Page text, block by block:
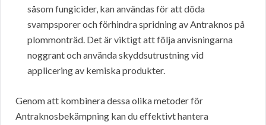
såsom fungicider, kan användas för att döda
svampsporer och förhindra spridning av Antraknos på
plommonträd. Det är viktigt att följa anvisningarna
noggrant och använda skyddsutrustning vid
applicering av kemiska produkter.
Genom att kombinera dessa olika metoder för
Antraknosbekämpning kan du effektivt hantera